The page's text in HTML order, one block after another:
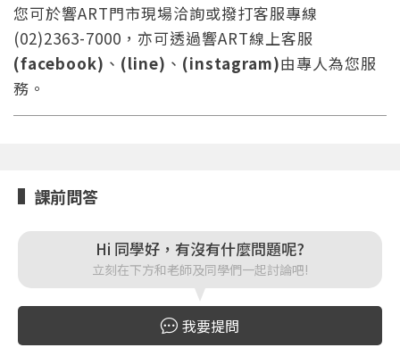
或
登入
忘記密碼
或
註冊
按下註冊即代表你同意我們的使用者條款與隱私權政
重設密碼
確定
取消
您可於響ART門市現場洽詢或撥打客服專線
(02)2363-7000，亦可透過響ART線上客服
(facebook) 、 (line) 、 (instagram)由專人為您服
務。
課前問答
Hi 同學好，有沒有什麼問題呢?
立刻在下方和老師及同學們一起討論吧!
我要提問